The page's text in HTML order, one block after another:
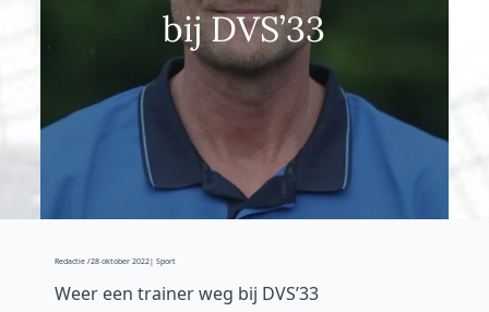
bij DVS’33
Redactie /28 oktober 2022| Sport
Weer een trainer weg bij DVS’33